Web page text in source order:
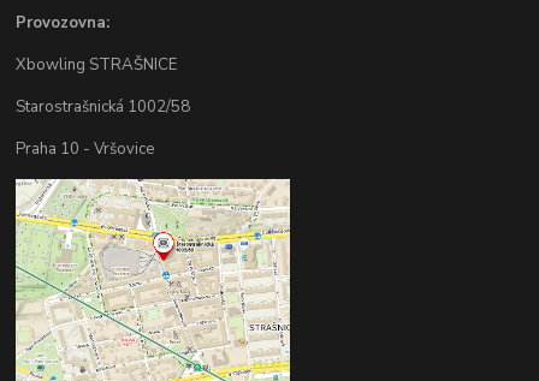
Provozovna:
Xbowling STRAŠNICE
Starostrašnická 1002/58
Praha 10 - Vršovice